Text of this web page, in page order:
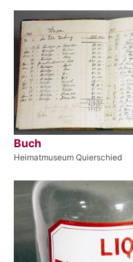
Buch
Heimatmuseum Quierschied